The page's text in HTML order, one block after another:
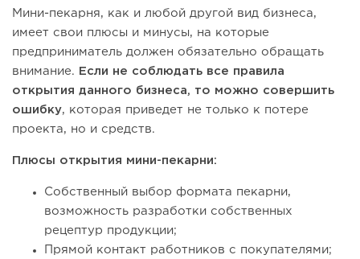
Мини-пекарня, как и любой другой вид бизнеса,
имеет свои плюсы и минусы, на которые
предприниматель должен обязательно обращать
внимание.
Если не соблюдать все правила
открытия данного бизнеса, то можно совершить
ошибку, которая приведет не только к потере
проекта, но и средств.
Плюсы открытия мини-пекарни:
Собственный выбор формата пекарни,
возможность разработки собственных
рецептур продукции;
Прямой контакт работников с покупателями;